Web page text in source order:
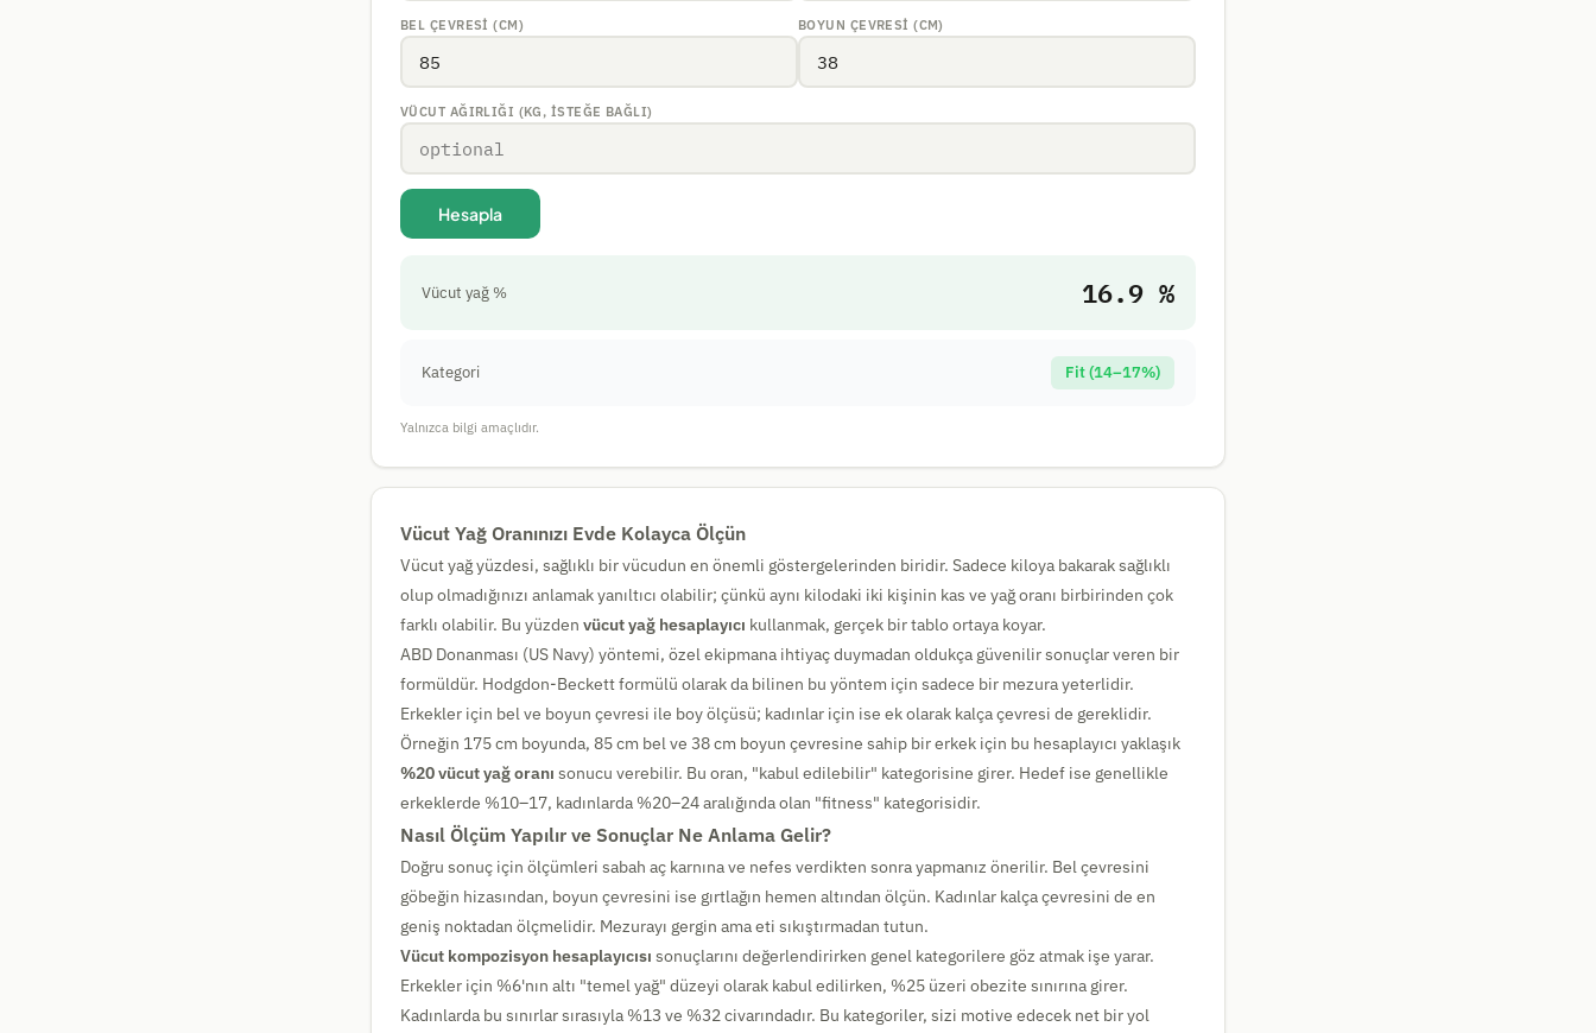
BEL ÇEVRESI (CM) BOYUN ÇEVRESI (CM)
VÜCUT AĞIRLIĞI (KG, ISTEĞE BAĞLI)
Hesapla
Vücut yağ % 16.9 %
Kategori Fit (14–17%)
Yalnızca bilgi amaçlıdır.
Vücut Yağ Oranınızı Evde Kolayca Ölçün
Vücut yağ yüzdesi, sağlıklı bir vücudun en önemli göstergelerinden biridir. Sadece kiloya bakarak sağlıklı
olup olmadığınızı anlamak yanıltıcı olabilir; çünkü aynı kilodaki iki kişinin kas ve yağ oranı birbirinden çok
farklı olabilir. Bu yüzden vücut yağ hesaplayıcı kullanmak, gerçek bir tablo ortaya koyar.
ABD Donanması (US Navy) yöntemi, özel ekipmana ihtiyaç duymadan oldukça güvenilir sonuçlar veren bir
formüldür. Hodgdon-Beckett formülü olarak da bilinen bu yöntem için sadece bir mezura yeterlidir.
Erkekler için bel ve boyun çevresi ile boy ölçüsü; kadınlar için ise ek olarak kalça çevresi de gereklidir.
Örneğin 175 cm boyunda, 85 cm bel ve 38 cm boyun çevresine sahip bir erkek için bu hesaplayıcı yaklaşık
%20 vücut yağ oranı sonucu verebilir. Bu oran, "kabul edilebilir" kategorisine girer. Hedef ise genellikle
erkeklerde %10–17, kadınlarda %20–24 aralığında olan "fitness" kategorisidir.
Nasıl Ölçüm Yapılır ve Sonuçlar Ne Anlama Gelir?
Doğru sonuç için ölçümleri sabah aç karnına ve nefes verdikten sonra yapmanız önerilir. Bel çevresini
göbeğin hizasından, boyun çevresini ise gırtlağın hemen altından ölçün. Kadınlar kalça çevresini de en
geniş noktadan ölçmelidir. Mezurayı gergin ama eti sıkıştırmadan tutun.
Vücut kompozisyon hesaplayıcısı sonuçlarını değerlendirirken genel kategorilere göz atmak işe yarar.
Erkekler için %6'nın altı "temel yağ" düzeyi olarak kabul edilirken, %25 üzeri obezite sınırına girer.
Kadınlarda bu sınırlar sırasıyla %13 ve %32 civarındadır. Bu kategoriler, sizi motive edecek net bir yol